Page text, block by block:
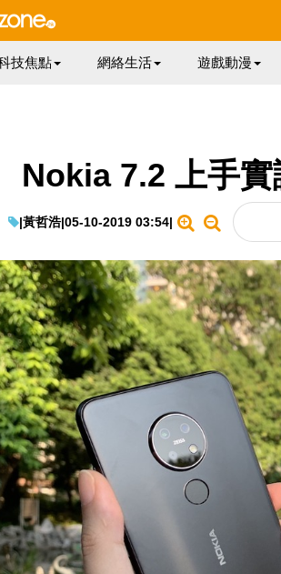
技焦點 網絡生活 遊戲動漫
Nokia 7.2 上手
|黃哲浩|05-10-2019 03:54|